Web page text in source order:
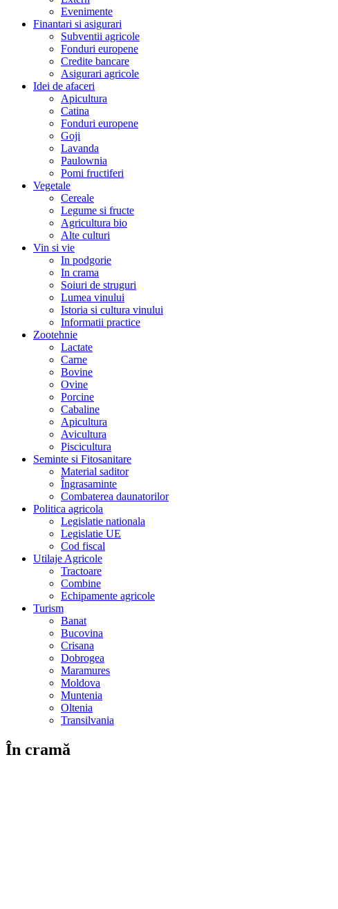
Evenimente
Finantari si asigurari
Subventii agricole
Fonduri europene
Credite bancare
Asigurari agricole
Idei de afaceri
Apicultura
Catina
Fonduri europene
Goji
Lavanda
Paulownia
Pomi fructiferi
Vegetale
Cereale
Legume si fructe
Agricultura bio
Alte culturi
Vin si vie
In podgorie
In crama
Soiuri de struguri
Lumea vinului
Istoria si cultura vinului
Informatii practice
Zootehnie
Lactate
Carne
Bovine
Ovine
Porcine
Cabaline
Apicultura
Avicultura
Piscicultura
Seminte si Fitosanitare
Material saditor
Îngrasaminte
Combaterea daunatorilor
Politica agricola
Legislatie nationala
Legislatie UE
Cod fiscal
Utilaje Agricole
Tractoare
Combine
Echipamente agricole
Turism
Banat
Bucovina
Crisana
Dobrogea
Maramures
Moldova
Muntenia
Oltenia
Transilvania
În cramă